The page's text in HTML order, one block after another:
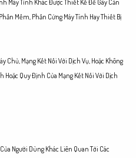
Máy Tính Khác Được Thiết Kế Để Gây Cản
Mềm, Phần Cứng Máy Tính Hay Thiết Bị
Chủ, Mạng Kết Nối Với Dịch Vụ, Hoặc Không
Hoặc Quy Định Của Mạng Kết Nối Với Dịch
Người Dùng Khác Liên Quan Tới Các